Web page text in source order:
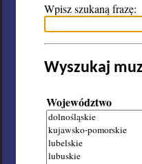
Wpisz szukaną frazę:
Wyszukaj
Województwo